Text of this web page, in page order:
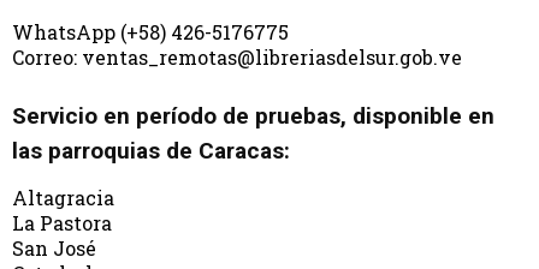
WhatsApp (+58) 426-5176775
Correo: ventas_remotas@libreriasdelsur.gob.ve
Servicio en período de pruebas, disponible en
las parroquias de Caracas:
Altagracia
La Pastora
San José